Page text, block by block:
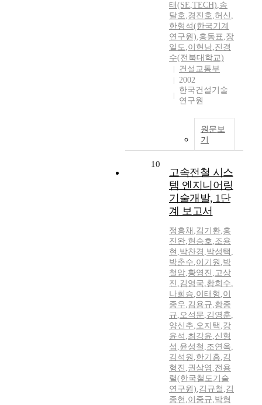
태(SE,TECH),송
달호,경진호,허신 ,
한형석(한국기계
연구원),홍동표,장
일도,이현남,진경
수(전북대학교)
건설교통부
2002
한국건설기술
연구원
원문보
기
10
고속전철 시스
템 엔지니어링
기술개발, 1단
계 보고서
정흥채 ,김기환,홍
진완,현승호,조용
현 ,박찬경 ,박성택 ,
박춘수,이기원 ,박
철암,황영진 ,고상
진 ,김영국,황희수,
나희승,이태형 ,이
종우,김용규,황종
규,오석문,김영훈,
양신추,오지택 ,강
윤석 ,최강윤,신형
섭 ,윤성철 ,조연옥,
김석원 ,한기흥,김
형진 ,권삼영 ,전용
렬(한국철도기술
연구원),김규철 ,김
종현 ,이중규,박형